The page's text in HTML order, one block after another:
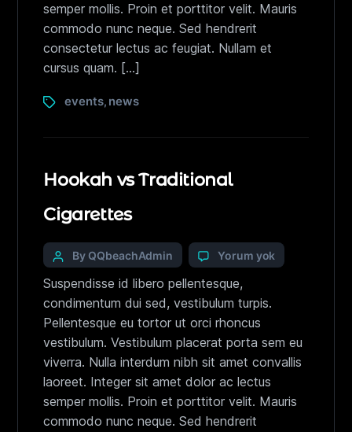
semper mollis. Proin et porttitor velit. Mauris
commodo nunc neque. Sed hendrerit
consectetur lectus ac feugiat. Nullam et
cursus quam. […]
events, news
Hookah vs Traditional
Cigarettes
By QQbeachAdmin Yorum yok
Suspendisse id libero pellentesque,
condimentum dui sed, vestibulum turpis.
Pellentesque eu tortor ut orci rhoncus
vestibulum. Vestibulum placerat porta sem eu
viverra. Nulla interdum nibh sit amet convallis
laoreet. Integer sit amet dolor ac lectus
semper mollis. Proin et porttitor velit. Mauris
commodo nunc neque. Sed hendrerit